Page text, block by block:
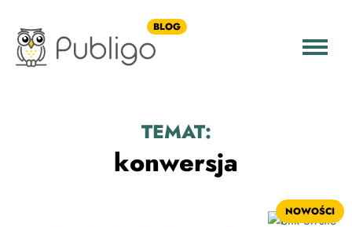
BLOG
TEMAT:
konwersja
NOWOŚCI